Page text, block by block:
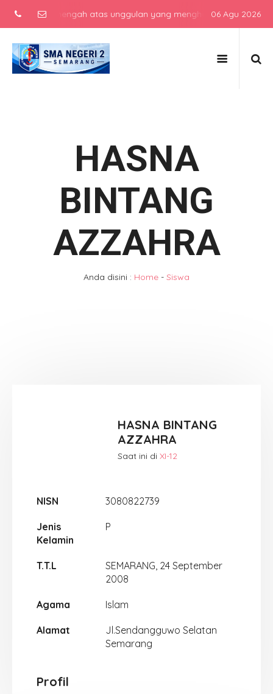
menengah atas unggulan yang menghasilkan lulusan
06 Agu 2026
HASNA
BINTANG
AZZAHRA
Anda disini : Home - Siswa
HASNA BINTANG
AZZAHRA
Saat ini diXI-12
NISN 3080822739
Jenis
Kelamin
P
T.T.L
SEMARANG, 24 September
2008
Agama Islam
Alamat
Jl.Sendangguwo Selatan
Semarang
Profil